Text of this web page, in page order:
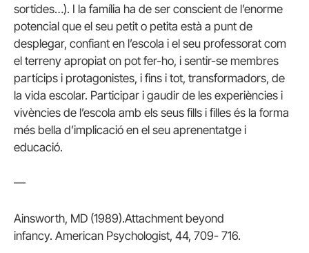
sortides…). I la família ha de ser conscient de l’enorme
potencial que el seu petit o petita està a punt de
desplegar, confiant en l’escola i el seu professorat com
el terreny apropiat on pot fer-ho, i sentir-se membres
partícips i protagonistes, i fins i tot, transformadors, de
la vida escolar. Participar i gaudir de les experiències i
vivències de l’escola amb els seus fills i filles és la forma
més bella d’implicació en el seu aprenentatge i
educació.
—
Ainsworth, MD (1989).Attachment beyond
infancy. American Psychologist, 44, 709- 716.